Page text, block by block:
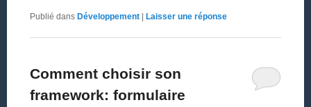
Publié dans Développement | Laisser une réponse
Comment choisir son
framework: formulaire